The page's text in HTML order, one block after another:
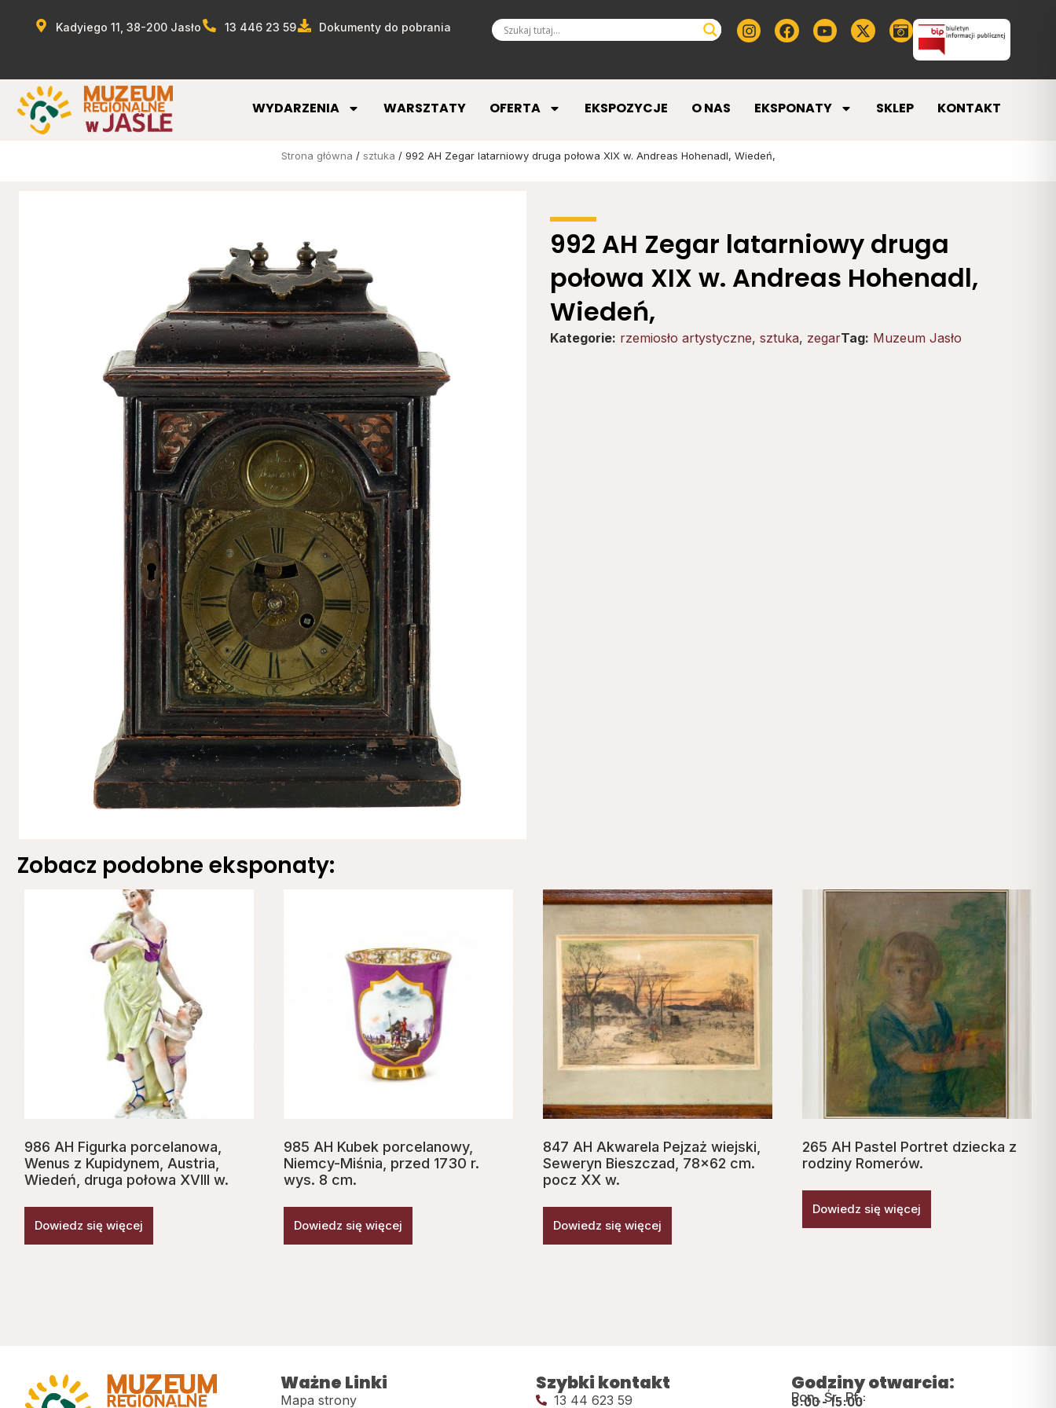
Kadyiego 11, 38-200 Jasło 13 446 23 59 Dokumenty do pobrania
WYDARZENIA WARSZTATY OFERTA EKSPOZYCJE O NAS EKSPONATY SKLEP KONTAKT
Strona główna / sztuka / 992 AH Zegar latarniowy druga połowa XIX w. Andreas Hohenadl, Wiedeń,
992 AH Zegar latarniowy druga
połowa XIX w. Andreas Hohenadl,
Wiedeń,
Kategorie: rzemiosło artystyczne, sztuka, zegarTag: Muzeum Jasło
Zobacz podobne eksponaty:
986 AH Figurka porcelanowa,
Wenus z Kupidynem, Austria,
Wiedeń, druga połowa XVIII w.
Dowiedz się więcej
985 AH Kubek porcelanowy,
Niemcy-Miśnia, przed 1730 r.
wys. 8 cm.
Dowiedz się więcej
847 AH Akwarela Pejzaż wiejski,
Seweryn Bieszczad, 78×62 cm.
pocz XX w.
Dowiedz się więcej
265 AH Pastel Portret dziecka z
rodziny Romerów.
Dowiedz się więcej
Ważne Linki
Mapa strony
Szybki kontakt
13 44 623 59
Godziny otwarcia:
Pon., Śr., Pt.:
8:00 - 15:00